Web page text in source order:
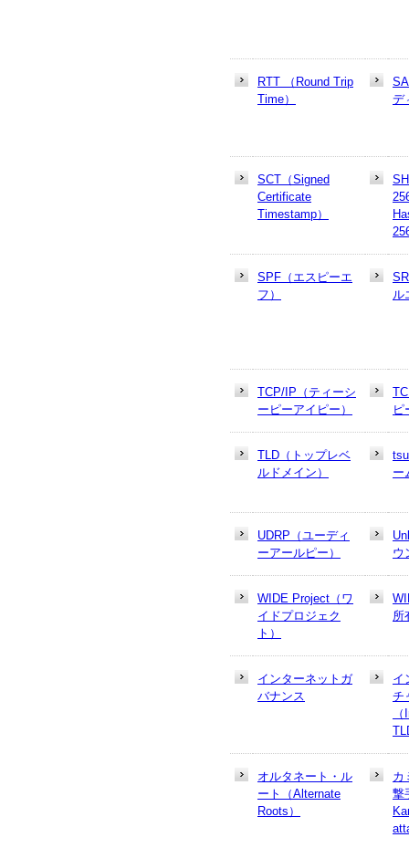
RTT （Round Trip
Time）
デ
SCT（Signed
Certificate
Timestamp）
SPF（エスピーエ
フ）
ル
TCP/IP（ティーシ
ーピーアイピー）
ピ
TLD（トップレベ
ルドメイン）
ー
UDRP（ユーディ
ーアールピー）
ウ
WIDE Project（ワ
イドプロジェク
ト）
所
インターネットガ
バナンス
イ
チ
オルタネート・ル
ート（Alternate
Roots）
カ
撃